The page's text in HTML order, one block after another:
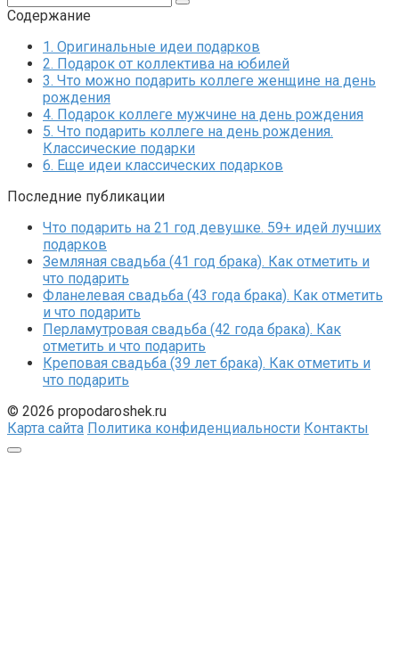
Содержание
1. Оригинальные идеи подарков
2. Подарок от коллектива на юбилей
3. Что можно подарить коллеге женщине на день
рождения
4. Подарок коллеге мужчине на день рождения
5. Что подарить коллеге на день рождения.
Классические подарки
6. Еще идеи классических подарков
Последние публикации
Что подарить на 21 год девушке. 59+ идей лучших
подарков
Земляная свадьба (41 год брака). Как отметить и
что подарить
Фланелевая свадьба (43 года брака). Как отметить
и что подарить
Перламутровая свадьба (42 года брака). Как
отметить и что подарить
Креповая свадьба (39 лет брака). Как отметить и
что подарить
© 2026 propodaroshek.ru
Карта сайта Политика конфиденциальности Контакты